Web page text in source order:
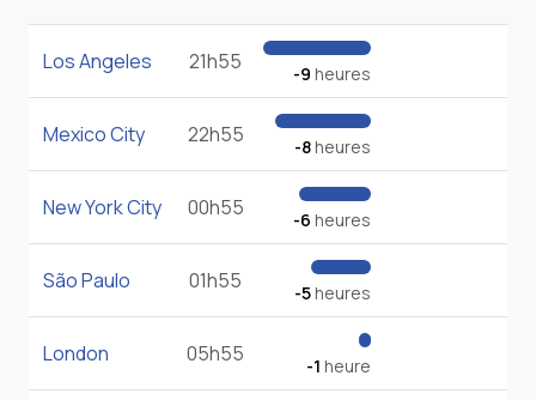
Los Angeles 21h55 -9 heures
Mexico City 22h55 -8heures
New York City 00h55 -6 heures
São Paulo 01h55 -5heures
London 05h55 -1 heure